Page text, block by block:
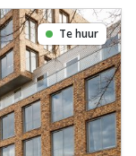
Te huur